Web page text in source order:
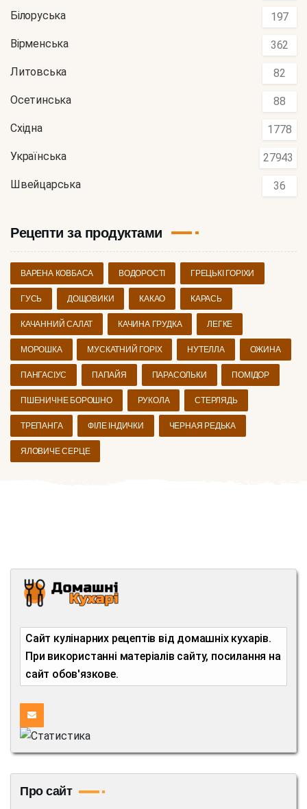
Білоруська 197
Вірменська 362
Литовська 82
Осетинська 88
Східна 1778
Українська 27943
Швейцарська 36
Рецепти за продуктами
ВАРЕНА КОВБАСА ВОДОРОСТІ ГРЕЦЬКІ ГОРІХИ
ГУСЬ ДОЩОВИКИ КАКАО КАРАСЬ
КАЧАННИЙ САЛАТ КАЧИНА ГРУДКА ЛЕГКЕ
МОРОШКА МУСКАТНИЙ ГОРІХ НУТЕЛЛА ОЖИНА
ПАНГАСІУС ПАПАЙЯ ПАРАСОЛЬКИ ПОМІДОР
ПШЕНИЧНЕ БОРОШНО РУКОЛА СТЕРЛЯДЬ
ТРЕПАНГА ФІЛЕ ІНДИЧКИ ЧЕРНАЯ РЕДЬКА
ЯЛОВИЧЕ СЕРЦЕ
Сайт кулінарних рецептів від домашніх кухарів.
При використанні матеріалів сайту, посилання на
сайт обов'язкове.
Про сайт